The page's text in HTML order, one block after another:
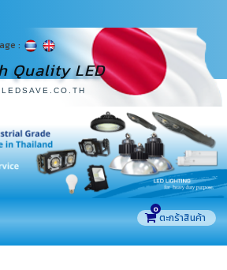
:
Quality LED
0